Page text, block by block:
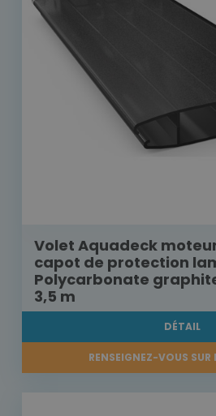
Volet Aquadeck
capot de protection
Polycarbonate
3,5 m
DÉTAIL
RENSEIGNEZ-VOUS SUR